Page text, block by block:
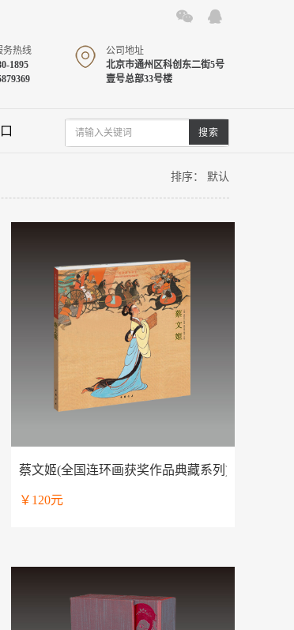
务热线
1895
公司地址
北京市通州区科创东二街5号
壹号总部33号楼
排序： 默认
蔡文姬(全国连环画获奖作品典藏系列)
￥120元